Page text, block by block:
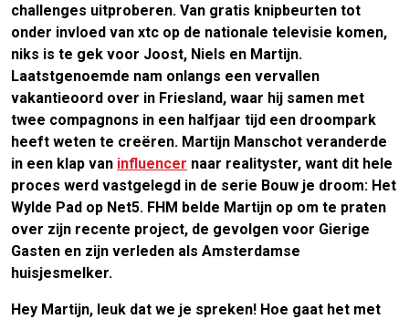
challenges uitproberen. Van gratis knipbeurten tot
onder invloed van xtc op de nationale televisie komen,
niks is te gek voor Joost, Niels en Martijn.
Laatstgenoemde nam onlangs een vervallen
vakantieoord over in Friesland, waar hij samen met
twee compagnons in een halfjaar tijd een droompark
heeft weten te creëren. Martijn Manschot veranderde
in een klap van influencer naar realityster, want dit hele
proces werd vastgelegd in de serie Bouw je droom: Het
Wylde Pad op Net5. FHM belde Martijn op om te praten
over zijn recente project, de gevolgen voor Gierige
Gasten en zijn verleden als Amsterdamse
huisjesmelker.
Hey Martijn, leuk dat we je spreken! Hoe gaat het met